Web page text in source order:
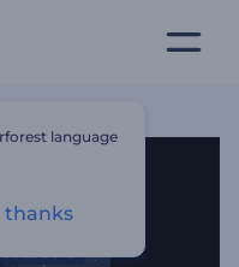
language
thanks